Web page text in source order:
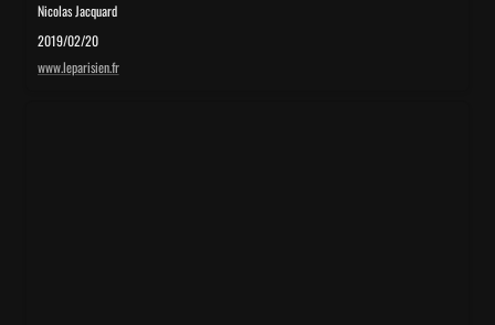
Nicolas Jacquard
2019/02/20
www.leparisien.fr